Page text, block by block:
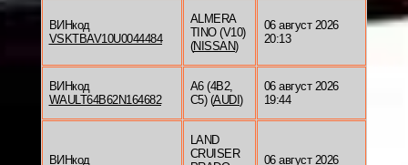
ВИНкод
VSKTBAV10U0044484
ALMERA
TINO (V10)
(NISSAN)
06 август 2026
20:13
ВИНкод
WAULT64B62N164682
A6 (4B2,
C5) (AUDI )
06 август 2026
19:44
ВИНкод
LAND
CRUISER
06 август 2026